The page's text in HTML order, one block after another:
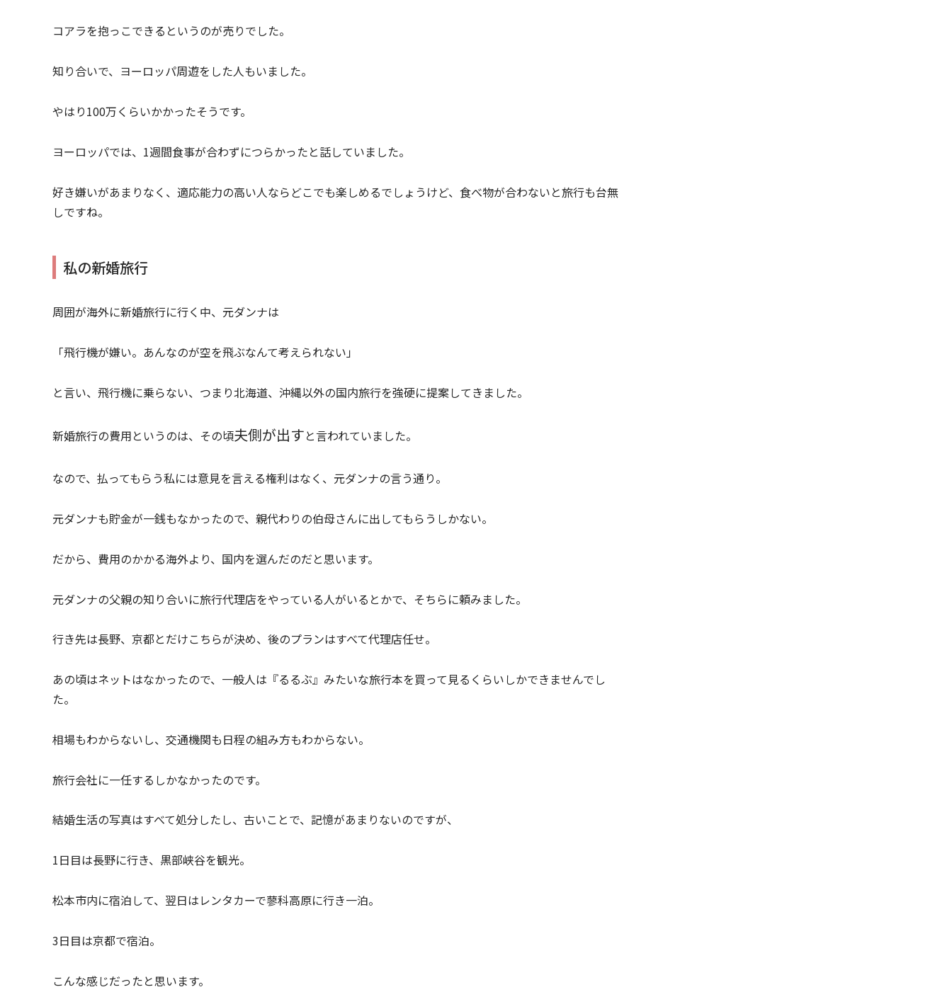
コアラを抱っこできるというのが売りでした。
知り合いで、ヨーロッパ周遊をした人もいました。
やはり100万くらいかかったそうです。
ヨーロッパでは、1週間食事が合わずにつらかったと話していました。
好き嫌いがあまりなく、適応能力の高い人ならどこでも楽しめるでしょうけど、食べ物が合わないと旅行も台無
しですね。
私の新婚旅行
周囲が海外に新婚旅行に行く中、元ダンナは
「飛行機が嫌い。あんなのが空を飛ぶなんて考えられない」
と言い、飛行機に乗らない、つまり北海道、沖縄以外の国内旅行を強硬に提案してきました。
新婚旅行の費用というのは、その頃夫側が出すと言われていました。
なので、払ってもらう私には意見を言える権利はなく、元ダンナの言う通り。
元ダンナも貯金が一銭もなかったので、親代わりの伯母さんに出してもらうしかない。
だから、費用のかかる海外より、国内を選んだのだと思います。
元ダンナの父親の知り合いに旅行代理店をやっている人がいるとかで、そちらに頼みました。
行き先は長野、京都とだけこちらが決め、後のプランはすべて代理店任せ。
あの頃はネットはなかったので、一般人は『るるぶ』みたいな旅行本を買って見るくらいしかできませんでし
た。
相場もわからないし、交通機関も日程の組み方もわからない。
旅行会社に一任するしかなかったのです。
結婚生活の写真はすべて処分したし、古いことで、記憶があまりないのですが、
1日目は長野に行き、黒部峡谷を観光。
松本市内に宿泊して、翌日はレンタカーで蓼科高原に行き一泊。
3日目は京都で宿泊。
こんな感じだったと思います。